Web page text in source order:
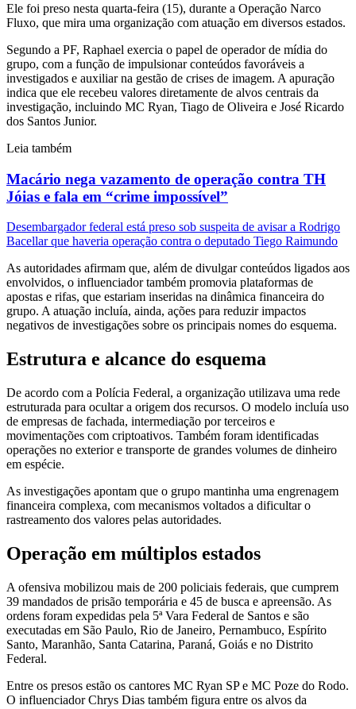
Ele foi preso nesta quarta-feira (15), durante a Operação Narco
Fluxo, que mira uma organização com atuação em diversos estados.
Segundo a PF, Raphael exercia o papel de operador de mídia do
grupo, com a função de impulsionar conteúdos favoráveis a
investigados e auxiliar na gestão de crises de imagem. A apuração
indica que ele recebeu valores diretamente de alvos centrais da
investigação, incluindo MC Ryan, Tiago de Oliveira e José Ricardo
dos Santos Junior.
Leia também
Macário nega vazamento de operação contra TH
Jóias e fala em “crime impossível”
Desembargador federal está preso sob suspeita de avisar a Rodrigo
Bacellar que haveria operação contra o deputado Tiego Raimundo
As autoridades afirmam que, além de divulgar conteúdos ligados aos
envolvidos, o influenciador também promovia plataformas de
apostas e rifas, que estariam inseridas na dinâmica financeira do
grupo. A atuação incluía, ainda, ações para reduzir impactos
negativos de investigações sobre os principais nomes do esquema.
Estrutura e alcance do esquema
De acordo com a Polícia Federal, a organização utilizava uma rede
estruturada para ocultar a origem dos recursos. O modelo incluía uso
de empresas de fachada, intermediação por terceiros e
movimentações com criptoativos. Também foram identificadas
operações no exterior e transporte de grandes volumes de dinheiro
em espécie.
As investigações apontam que o grupo mantinha uma engrenagem
financeira complexa, com mecanismos voltados a dificultar o
rastreamento dos valores pelas autoridades.
Operação em múltiplos estados
A ofensiva mobilizou mais de 200 policiais federais, que cumprem
39 mandados de prisão temporária e 45 de busca e apreensão. As
ordens foram expedidas pela 5ª Vara Federal de Santos e são
executadas em São Paulo, Rio de Janeiro, Pernambuco, Espírito
Santo, Maranhão, Santa Catarina, Paraná, Goiás e no Distrito
Federal.
Entre os presos estão os cantores MC Ryan SP e MC Poze do Rodo.
O influenciador Chrys Dias também figura entre os alvos da